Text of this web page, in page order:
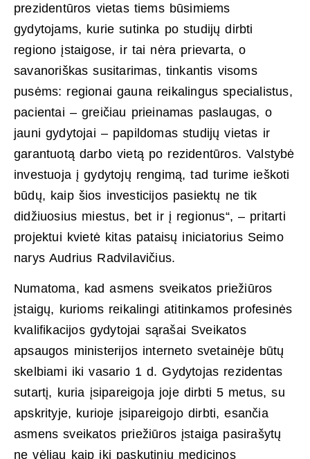
prezidentūros vietas tiems būsimiems
gydytojams, kurie sutinka po studijų dirbti
regiono įstaigose, ir tai nėra prievarta, o
savanoriškas susitarimas, tinkantis visoms
pusėms: regionai gauna reikalingus specialistus,
pacientai – greičiau prieinamas paslaugas, o
jauni gydytojai – papildomas studijų vietas ir
garantuotą darbo vietą po rezidentūros. Valstybė
investuoja į gydytojų rengimą, tad turime ieškoti
būdų, kaip šios investicijos pasiektų ne tik
didžiuosius miestus, bet ir į regionus“, – pritarti
projektui kvietė kitas pataisų iniciatorius Seimo
narys Audrius Radvilavičius.
Numatoma, kad asmens sveikatos priežiūros
įstaigų, kurioms reikalingi atitinkamos profesinės
kvalifikacijos gydytojai sąrašai Sveikatos
apsaugos ministerijos interneto svetainėje būtų
skelbiami iki vasario 1 d. Gydytojas rezidentas
sutartį, kuria įsipareigoja joje dirbti 5 metus, su
apskrityje, kurioje įsipareigojo dirbti, esančia
asmens sveikatos priežiūros įstaiga pasirašytų
ne vėliau kaip iki paskutinių medicinos